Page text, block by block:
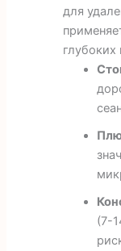
для
(7-